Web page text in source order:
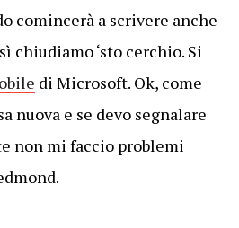
comincerà a scrivere anche
chiudiamo ‘sto cerchio. Si
di Microsoft. Ok, come
nuova e se devo segnalare
non mi faccio problemi